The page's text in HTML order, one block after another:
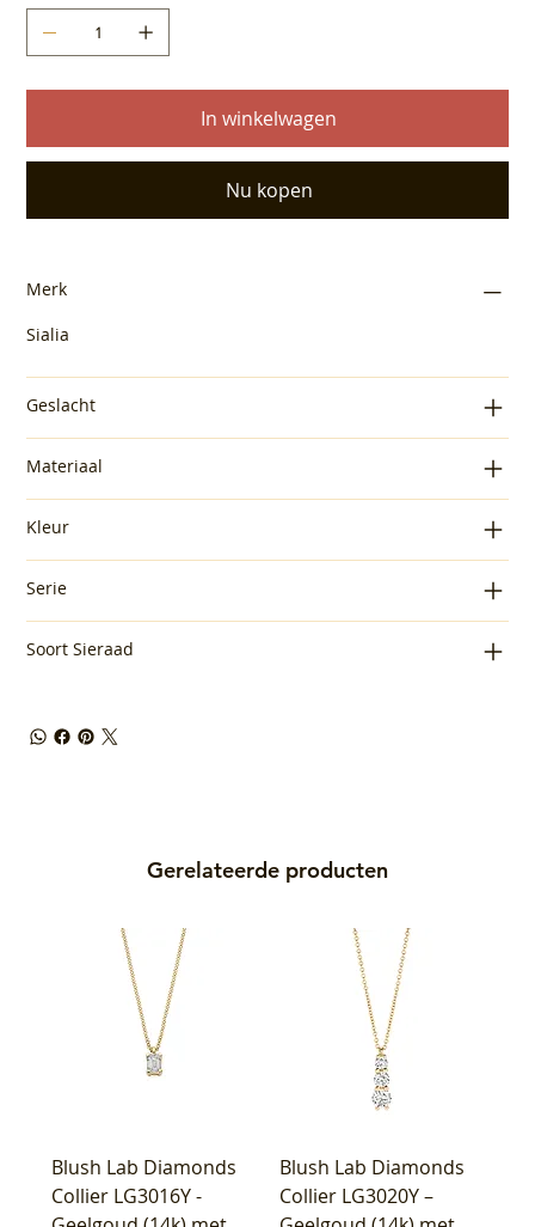
In winkelwagen
Nu kopen
Merk
Sialia
Geslacht
Materiaal
Kleur
Serie
Soort Sieraad
Gerelateerde producten
Blush Lab Diamonds
Collier LG3016Y -
Blush Lab Diamonds
Collier LG3020Y –